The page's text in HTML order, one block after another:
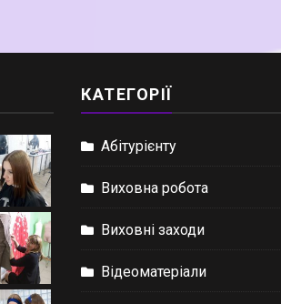
КАТЕГОРІЇ
Абітурієнту
Виховна робота
Виховні заходи
Відеоматеріали